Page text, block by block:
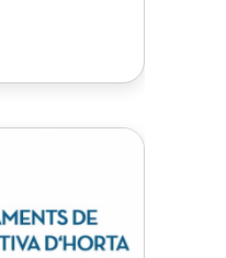
el passat
D’OR
El màxim
en…